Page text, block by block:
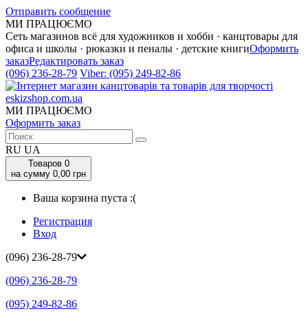
Отправить сообщение
МИ ПРАЦЮЄМО
Сеть магазинов всё для художников и хобби · канцтовары для
офиса и школы · рюказки и пеналы · детские книгиОформить
заказРедактировать заказ
(096) 236-28-79 Viber: (095) 249-82-86
МИ ПРАЦЮЄМО
Оформить заказ
RU UA
Товаров 0
на сумму 0,00 грн
Ваша корзина пуста :(
Регистрация
Вход
(096) 236-28-79
(096) 236-28-79
(095) 249-82-86